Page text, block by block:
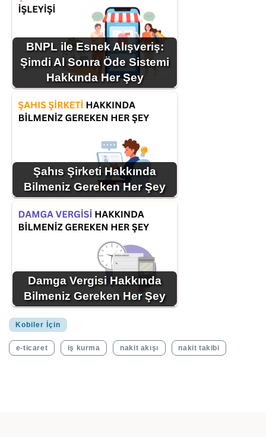
BNPL ile Esnek Alışveriş:
Şimdi Al Sonra Öde Sistemi
Hakkında Her Şey
Şahıs Şirketi Hakkında
Bilmeniz Gereken Her Şey
Damga Vergisi Hakkında
Bilmeniz Gereken Her Şey
Kobiler İçin
e-ticaret iş kurma nakit akışı nakit takibi